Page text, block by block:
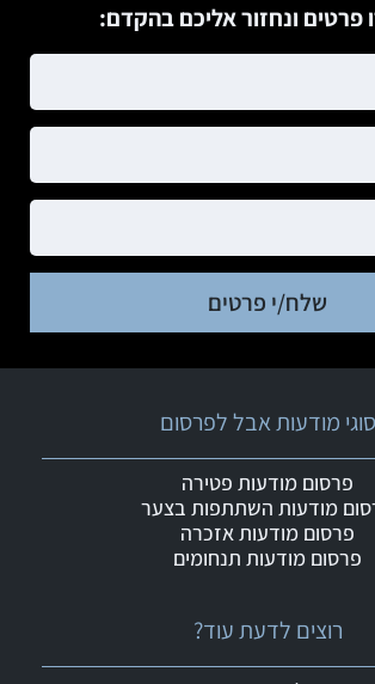
פרטים ונחזור אליכם בהקדם:
שלח/י פרטים
רוצים לדעת עוד?
סוגי מודעות אבל לפרסום
פרסום מודעות פטירה
מודעות השתתפות בצער
פרסום מודעות אזכרה
פרסום מודעות תנחומים